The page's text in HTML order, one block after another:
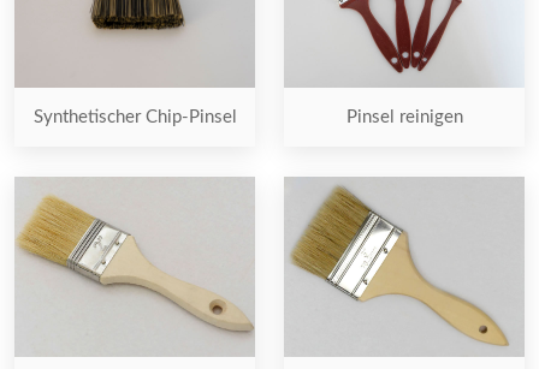
Synthetischer Chip-Pinsel Pinsel reinigen